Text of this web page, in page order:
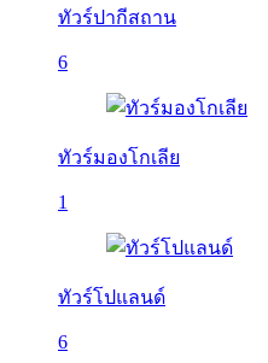
ทัวร์ปากีสถาน
6
ทัวร์มองโกเลีย
1
ทัวร์โปแลนด์
6